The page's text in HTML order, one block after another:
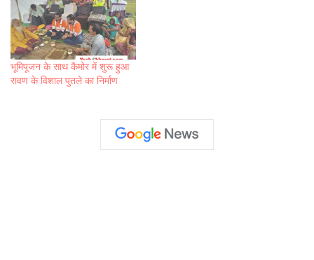
भूमिपूजन के साथ कैमोर में शुरू हुआ
रावण के विशाल पुतले का निर्माण